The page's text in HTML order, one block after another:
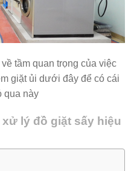
tầm quan trọng của việc
giặt ủi dưới đây để có cái
qua này
lý đồ giặt sấy hiệu